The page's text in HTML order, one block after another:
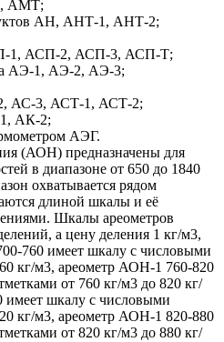
АМТ;
АН, АНТ-1, АНТ-2;
1, АСП-2, АСП-3, АСП-Т;
АЭ-1, АЭ-2, АЭ-3;
АС-3, АСТ-1, АСТ-2;
АК-2;
АЭГ.
(АОН) предназначены для
в диапазоне от 650 до 1840
охватывается рядом
длиной шкалы и её
Шкалы ареометров
а цену деления 1 кг/м3,
760 имеет шкалу с числовыми
кг/м3, ареометр АОН-1 760-820
от 760 кг/м3 до 820 кг/
шкалу с числовыми
кг/м3, ареометр АОН-1 820-880
от 820 кг/м3 до 880 кг/